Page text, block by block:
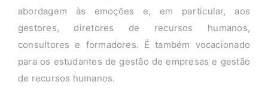
abordagem às emoções e, em particular, aos
gestores, diretores de recursos humanos,
consultores e formadores. É também vocacionado
para os estudantes de gestão de empresas e gestão
de recursos humanos.